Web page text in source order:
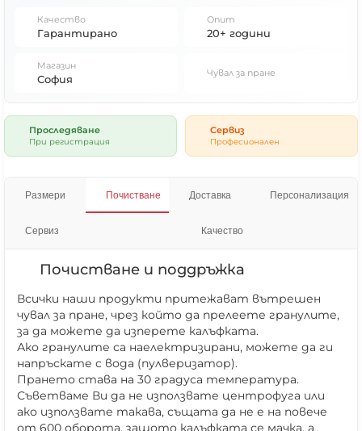
Качество
Гарантирано
Опит
20+ години
Магазин
София Чувал за пране
Проследяване
При регистрация
Сервиз
Професионален
Размери Почистване Доставка Персонализация
Сервиз Качество
Почистване и поддръжка
Всички наши продукти притежават вътрешен
чувал за пране, чрез който да прелеете гранулите,
за да можете да изперете калъфката.
Ако гранулите са наелектризирани, можете да ги
напръскате с вода (пулверизатор).
Прането става на 30 градуса температура.
Съветваме Ви да не използвате центрофуга или
ако използвате такава, същата да не е на повече
от 600 оборота, защото калъфката се мачка, а